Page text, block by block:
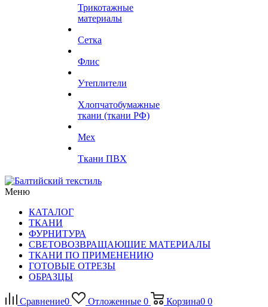
Трикотажные
материалы
Сетка
Флис
Утеплители
Хлопчатобумажные
ткани (ткани РФ)
Мех
Ткани ПВХ
Меню
КАТАЛОГ
ТКАНИ
ФУРНИТУРА
СВЕТОВОЗВРАЩАЮЩИЕ МАТЕРИАЛЫ
ТКАНИ ПО ПРИМЕНЕНИЮ
ГОТОВЫЕ ОТРЕЗЫ
ОБРАЗЦЫ
Сравнение0 Отложенные 0 Корзина0 0